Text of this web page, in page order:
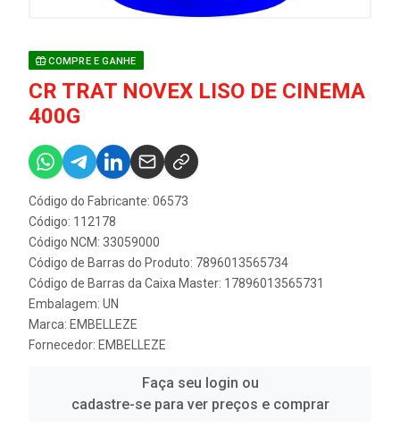
COMPRE E GANHE
CR TRAT NOVEX LISO DE CINEMA
400G
Código do Fabricante: 06573
Código: 112178
Código NCM: 33059000
Código de Barras do Produto: 7896013565734
Código de Barras da Caixa Master: 17896013565731
Embalagem: UN
Marca: EMBELLEZE
Fornecedor: EMBELLEZE
Faça seu login ou
cadastre-se para ver preços e comprar